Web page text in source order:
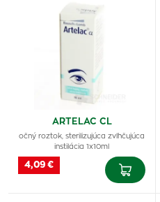
ARTELAC CL
očný roztok, sterilizujúca zvlhčujúca
instilácia 1x10ml
4,09 €